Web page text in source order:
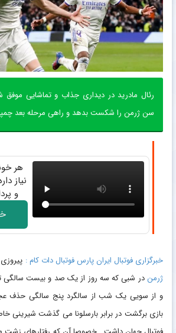
سن ژرمن را شکست بدهد و راهی مرحله بعد
هر
نیاز
و
خبرگزاری فوتبال ایران پارس فوتبال دات کام : پیروزی
ژرمندر شبی که سه روز از یک صد و بیست سالگی
و از سویی یک شب از سالگرد پنج سالگی حذف
بازی برگشت در برابر بارسلونا می گذشت شیرینی